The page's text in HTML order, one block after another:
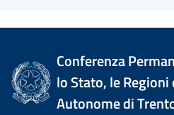
Conferenza
lo Stato, le Regioni
Autonome di